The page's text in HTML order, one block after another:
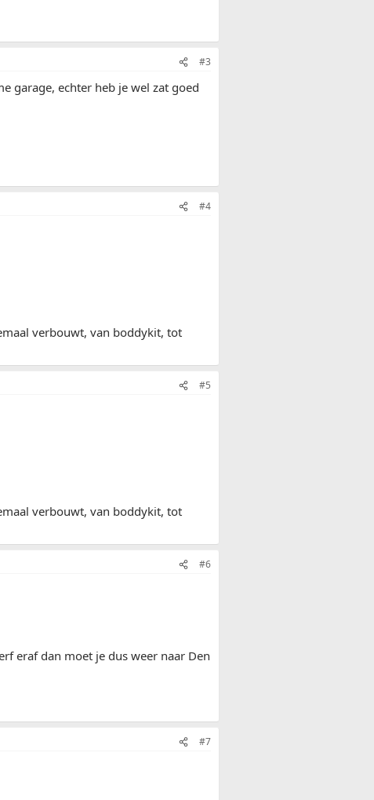
#3
garage, echter heb je wel zat goed
#4
verbouwt, van boddykit, tot
#5
verbouwt, van boddykit, tot
#6
eraf dan moet je dus weer naar Den
#7